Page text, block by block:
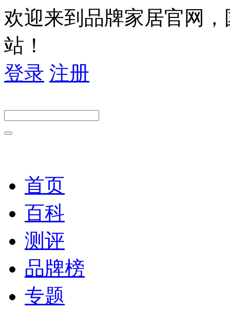
欢迎来到品牌家居官网
站！
登录 注册
首页
百科
测评
品牌榜
专题